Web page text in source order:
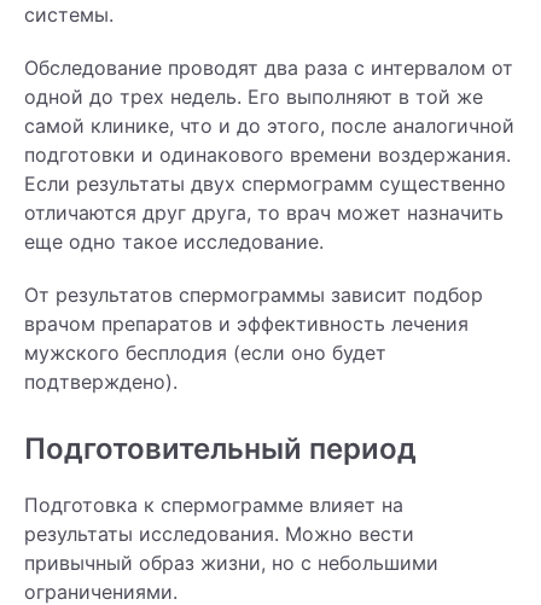
системы.
Обследование проводят два раза с интервалом от
одной до трех недель. Его выполняют в той же
самой клинике, что и до этого, после аналогичной
подготовки и одинакового времени воздержания.
Если результаты двух спермограмм существенно
отличаются друг друга, то врач может назначить
еще одно такое исследование.
От результатов спермограммы зависит подбор
врачом препаратов и эффективность лечения
мужского бесплодия (если оно будет
подтверждено).
Подготовительный период
Подготовка к спермограмме влияет на
результаты исследования. Можно вести
привычный образ жизни, но с небольшими
ограничениями.